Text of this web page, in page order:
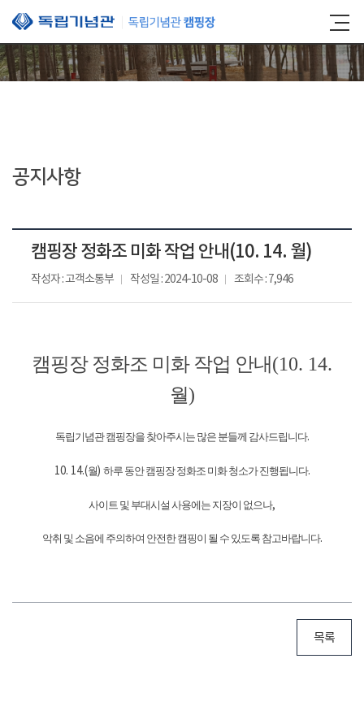
본문 바로가기
공지사항
캠핑장 정화조 미화 작업 안내(10. 14. 월)
작성자 : 고객소통부 작성일 : 2024-10-08 조회수 : 7,946
캠핑장 정화조 미화 작업 안내(10. 14.
월)
독립기념관 캠핑장을 찾아주시는 많은 분들께 감사드립니다.
10. 14.(월) 하루 동안 캠핑장 정화조 미화 청소가 진행됩니다.
사이트 및 부대시설 사용에는 지장이 없으나,
악취 및 소음에 주의하여 안전한 캠핑이 될 수 있도록 참고바랍니다.
목록